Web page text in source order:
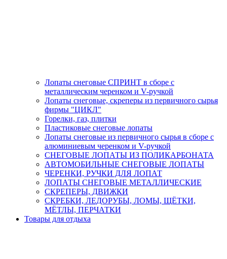
Лопаты снеговые СПРИНТ в сборе с
металлическим черенком и V-ручкой
Лопаты снеговые, скреперы из первичного сырья
фирмы "ЦИКЛ"
Горелки, газ, плитки
Пластиковые снеговые лопаты
Лопаты снеговые из первичного сырья в сборе с
алюминиевым черенком и V-ручкой
СНЕГОВЫЕ ЛОПАТЫ ИЗ ПОЛИКАРБОНАТА
АВТОМОБИЛЬНЫЕ СНЕГОВЫЕ ЛОПАТЫ
ЧЕРЕНКИ, РУЧКИ ДЛЯ ЛОПАТ
ЛОПАТЫ СНЕГОВЫЕ МЕТАЛЛИЧЕСКИЕ
СКРЕПЕРЫ, ДВИЖКИ
СКРЕБКИ, ЛЕДОРУБЫ, ЛОМЫ, ЩЁТКИ,
МЁТЛЫ, ПЕРЧАТКИ
Товары для отдыха